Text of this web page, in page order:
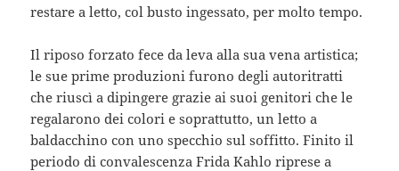
restare a letto, col busto ingessato, per molto tempo.
Il riposo forzato fece da leva alla sua vena artistica;
le sue prime produzioni furono degli autoritratti
che riuscì a dipingere grazie ai suoi genitori che le
regalarono dei colori e soprattutto, un letto a
baldacchino con uno specchio sul soffitto. Finito il
periodo di convalescenza Frida Kahlo riprese a